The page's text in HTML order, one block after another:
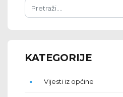
KATEGORIJE
Vijesti iz općine